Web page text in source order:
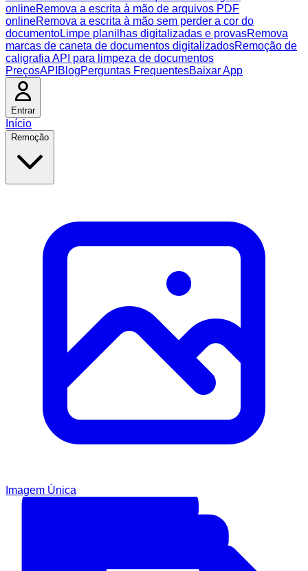
onlineRemova a escrita à mão de arquivos PDF
onlineRemova a escrita à mão sem perder a cor do
documentoLimpe planilhas digitalizadas e provasRemova
marcas de caneta de documentos digitalizadosRemoção de
caligrafia API para limpeza de documentos
PreçosAPI BlogPerguntas FrequentesBaixar App
Entrar
Início
Remoção
Imagem Única